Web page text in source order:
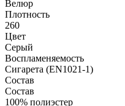
Велюр
Плотность
260
Цвет
Серый
Воспламеняемость
Сигарета (EN1021-1)
Состав
Состав
100% полиэстер